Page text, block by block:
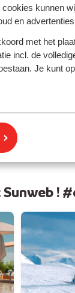
kunnen
en
met het
incl. de
Je kunt
Sunweb !